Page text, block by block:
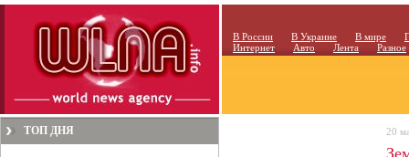
В России В Украине В мире
Интернет
Авто Лента Разное
ТОП ДНЯ 20